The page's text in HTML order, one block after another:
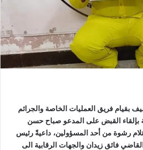
بقيام فريق العمليات الخاصة والجرائم
بإلقاء القبض على المدعو صباح حسن
رشوة من أحد المسؤولين، داعيةً رئيس
فائق زيدان والجهات الرقابية الى